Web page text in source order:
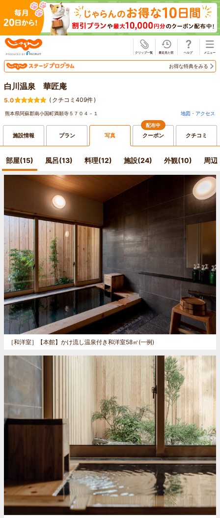
お得な特典をみる
白川温泉 華匠庵
5.0 ( クチコミ409件)
熊本県阿蘇郡南小国町満願寺５７０４－１ 地図・アクセス
施設情報 プラン 写真
配布中
クーポン クチコミ
部屋(15) 風呂(13) 料理(12) 施設(24) 外観(10) 周
［和洋室］ 【本館】かけ流し温泉付き和洋室58㎡(一例)